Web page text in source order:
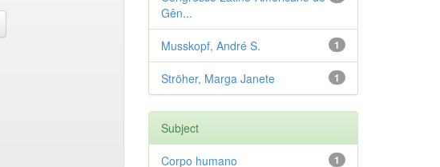
Gên...
1
Musskopf, André S.
1
Ströher, Marga Janete
Subject
1
Corpo humano